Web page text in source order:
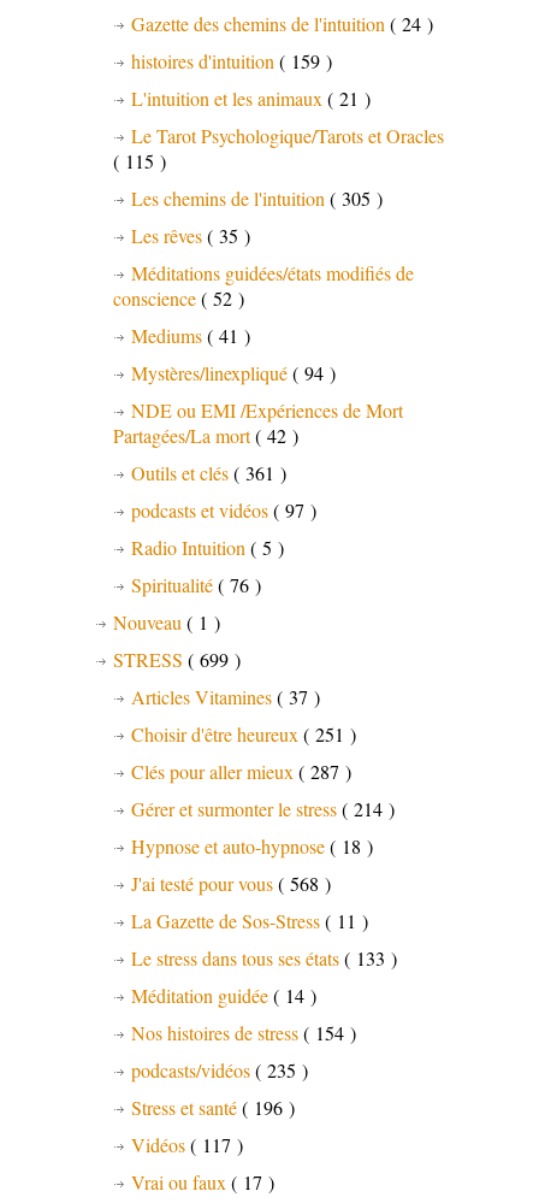
Gazette des chemins de l'intuition ( 24 )
histoires d'intuition ( 159 )
L'intuition et les animaux ( 21 )
Le Tarot Psychologique/Tarots et Oracles
( 115 )
Les chemins de l'intuition ( 305 )
Les rêves( 35 )
Méditations guidées/états modifiés de
conscience( 52 )
Mediums( 41 )
Mystères/linexpliqué( 94 )
NDE ou EMI /Expériences de Mort
Partagées/La mort( 42 )
Outils et clés( 361 )
podcasts et vidéos( 97 )
Radio Intuition ( 5 )
Spiritualité( 76 )
Nouveau ( 1 )
STRESS ( 699 )
Articles Vitamines( 37 )
Choisir d'être heureux ( 251 )
Clés pour aller mieux ( 287 )
Gérer et surmonter le stress( 214 )
Hypnose et auto-hypnose( 18 )
J'ai testé pour vous( 568 )
La Gazette de Sos-Stress( 11 )
Le stress dans tous ses états( 133 )
Méditation guidée( 14 )
Nos histoires de stress( 154 )
podcasts/vidéos( 235 )
Stress et santé( 196 )
Vidéos( 117 )
Vrai ou faux ( 17 )